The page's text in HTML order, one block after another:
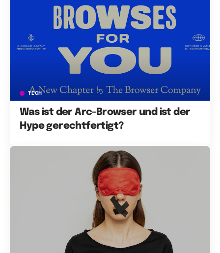
TECH
Was ist der Arc-Browser und ist der
Hype gerechtfertigt?